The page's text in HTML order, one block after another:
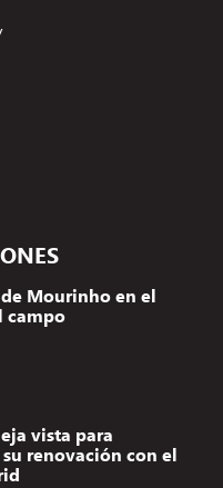
Mourinho en el
campo
vista para
renovación con el